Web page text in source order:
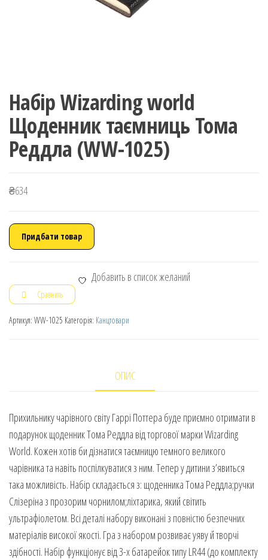
Набір Wizarding world
Щоденник таємниць Тома
Реддла (WW-1025)
₴634
Придбати товар
Добавить в список желаний
Сравнить
Артикул: WW-1025 Категорія: Канцтовари
ОПИС
Прихильнику чарівного світу Гаррі Поттера буде приємно отримати в
подарунок щоденник Тома Реддла від торгової марки Wizarding
World. Кожен хотів би дізнатися таємницю темного великого
чарівника та навіть поспілкуватися з ним. Тепер у дитини з’явиться
така можливість. Набір складається з: щоденника Тома Реддла;ручки
Слізеріна з прозорим чорнилом;ліхтарика, який світить
ультрафіолетом. Всі деталі набору виконані з повністю безпечних
матеріалів високої якості. Гра з набором розвиває уяву й творчі
здібності. Набір функціонує від 3-х батарейок типу LR44 (до комплекту